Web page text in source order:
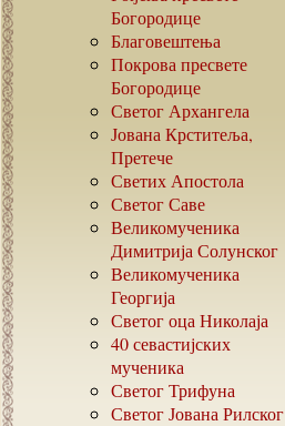
Богородице
Благовештења
Покрова пресвете
Богородице
Светог Архангела
Јована Крститеља,
Претече
Светих Апостола
Светог Саве
Великомученика
Димитрија Солунског
Великомученика
Георгија
Светог оца Николаја
40севастијских
мученика
Светог Трифуна
Светог Јована Рилског